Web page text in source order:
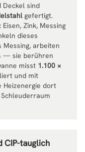
Deckel sind
gefertigt.
Zink, Messing
dieses
Messing, arbeiten
— sie berühren
misst 1.100 ×
und mit
Heizenergie dort
CIP-tauglich